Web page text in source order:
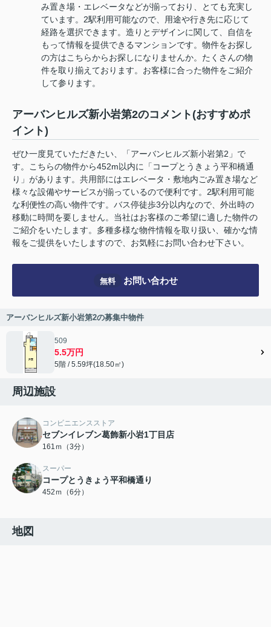
み置き場・エレベータなどが揃っており、とても充実し
ています。2駅利用可能なので、用途や行き先に応じて
経路を選択できます。造りとデザインに関して、自信を
もって情報を提供できるマンションです。物件をお探し
の方はこちらからお探しになりませんか。たくさんの物
件を取り揃えております。お客様に合った物件をご紹介
して参ります。
アーバンヒルズ新小岩第2のコメント(おすすめポ
イント)
ぜひ一度見ていただきたい、「アーバンヒルズ新小岩第2」で
す。こちらの物件から452m以内に「コープとうきょう平和橋通
り」があります。共用部にはエレベータ・敷地内ごみ置き場など
様々な設備やサービスが揃っているので便利です。2駅利用可能
な利便性の高い物件です。バス停徒歩3分以内なので、外出時の
移動に時間を要しません。当社はお客様のご希望に適した物件の
ご紹介をいたします。多種多様な物件情報を取り扱い、確かな情
報をご提供をいたしますので、お気軽にお問い合わせ下さい。
無料 お問い合わせ
アーバンヒルズ新小岩第2の募集中物件
509
5.5万円
5階 / 5.59坪(18.50㎡)
周辺施設
コンビニエンスストア
セブンイレブン葛飾新小岩1丁目店
161ｍ（3分）
スーパー
コープとうきょう平和橋通り
452ｍ（6分）
地図